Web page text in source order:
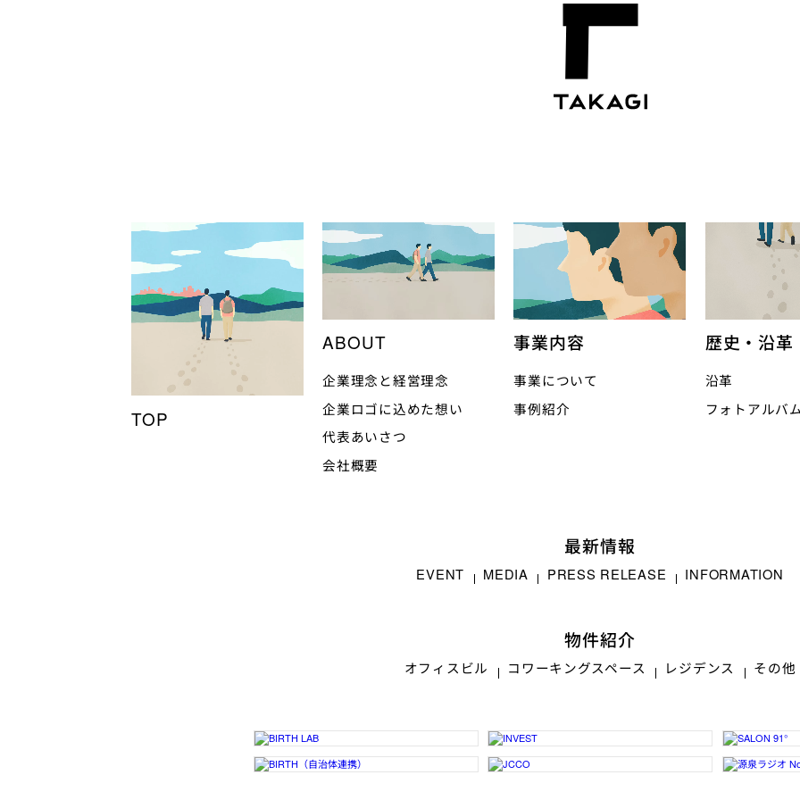
TOP
ABOUT
企業理念と経営理念
企業ロゴに込めた想い
代表あいさつ
会社概要
事業内容
事業について
事例紹介
歴史・沿革
沿革
フォトアルバ
最新情報
EVENT MEDIA PRESS RELEASE INFORMATION
物件紹介
オフィスビル コワーキングスペース レジデンス その他